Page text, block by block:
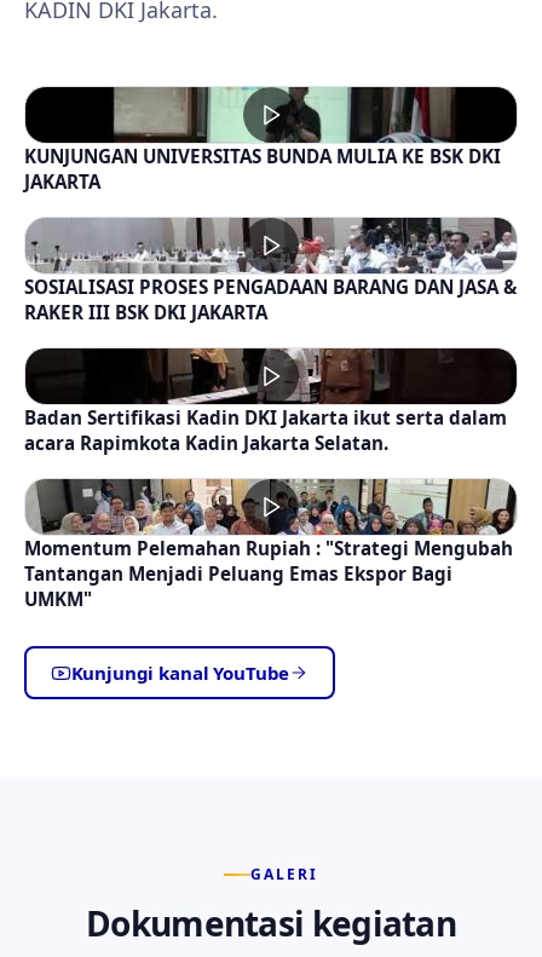
KADIN DKI Jakarta.
KUNJUNGAN UNIVERSITAS BUNDA MULIA KE BSK DKI
JAKARTA
SOSIALISASI PROSES PENGADAAN BARANG DAN JASA &
RAKER III BSK DKI JAKARTA
Badan Sertifikasi Kadin DKI Jakarta ikut serta dalam
acara Rapimkota Kadin Jakarta Selatan.
Momentum Pelemahan Rupiah : "Strategi Mengubah
Tantangan Menjadi Peluang Emas Ekspor Bagi
UMKM"
Kunjungi kanal YouTube
GALERI
Dokumentasi kegiatan